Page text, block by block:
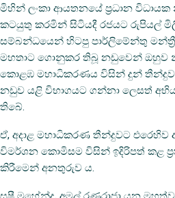
මිහින් ලංකා ආයතනයේ ප්‍රධාන විධායක
කටයුතු කරමින් සිටියදී රජයට රුපියල්
සම්බන්ධයෙන් හිටපු පාර්ලිමේන්තු
මහතාට ගොනුකර තිබූ නඩුවෙන් ඔහුව
කොළඹ මහාධිකරණය විසින් දුන්
නඩුව යළි විභාගයට ගන්නා ලෙසත්
තිබේ.
ඒ, අදාළ මහාධිකරණ තීන්දුවට
විමර්ශන කොමිසම විසින් ඉදිරිපත් කළ
කිරීමෙන් අනතුරුව ය.